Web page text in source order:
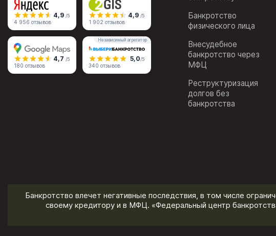
4,9 /5
4 956 отзывов
4,9 /5
1 902 отзывов
4,7 /5
180 отзывов
Независимый агрегатор
5,0/5
340 отзывов
Банкротство
физического лица
Внесудебное
банкротство через
МФЦ
Реструктуризация
долгов без
банкротства
Банкротство влечет негативные последствия, в том числе
своему кредитору и в МФЦ. «Федеральный центр